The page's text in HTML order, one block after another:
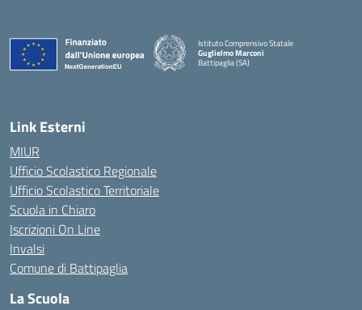
Istituto Comprensivo Statale
Guglielmo Marconi
Battipaglia (SA)
— Visita la pagina iniziale della scuola
Link Esterni
MIUR
Ufficio Scolastico Regionale
Ufficio Scolastico Territoriale
Scuola in Chiaro
Iscrizioni On Line
Invalsi
Comune di Battipaglia
La Scuola